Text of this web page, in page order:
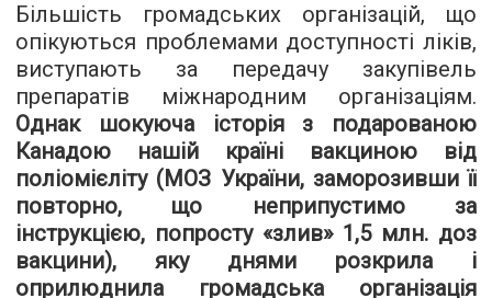
Більшість громадських організацій, що
опікуються проблемами доступності ліків,
виступають за передачу закупівель
препаратів міжнародним організаціям.
Однак шокуюча історія з подарованою
Канадою нашій країні вакциною від
поліомієліту (МОЗ України, заморозивши її
повторно, що неприпустимо за
інструкцією, попросту «злив» 1,5 млн. доз
вакцини), яку днями розкрила і
оприлюднила громадська організація